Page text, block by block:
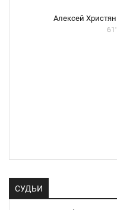
Алексей Христян
61'
СУДЬИ